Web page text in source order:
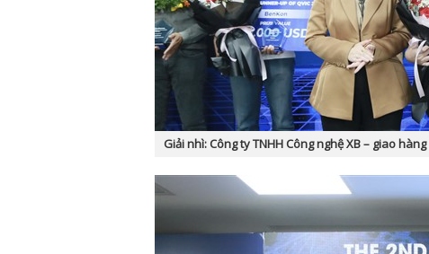
Giải nhì: Công ty TNHH Công nghệ XB – giao